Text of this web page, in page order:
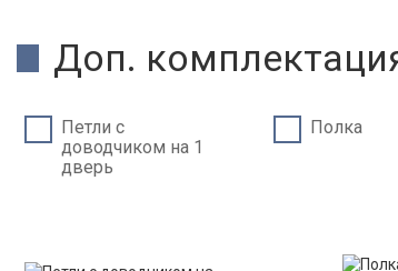
Доп.
Петли c
доводчиком на 1
дверь
Полка